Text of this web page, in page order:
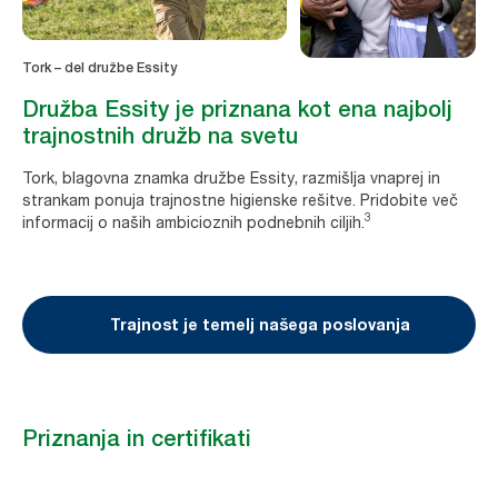
Tork – del družbe Essity
Družba Essity je priznana kot ena najbolj
trajnostnih družb na svetu
Tork, blagovna znamka družbe Essity, razmišlja vnaprej in
strankam ponuja trajnostne higienske rešitve. Pridobite več
informacij o naših ambicioznih podnebnih ciljih.3
Trajnost je temelj našega poslovanja
Priznanja in certifikati